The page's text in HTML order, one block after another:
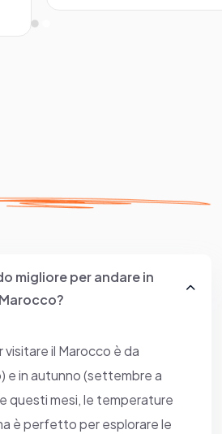
migliore per andare in
Marocco?
il Marocco è da
e in autunno (settembre a
questi mesi, le temperature
è perfetto per esplorare le